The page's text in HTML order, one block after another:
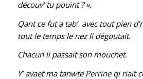
découv’ tu pouint ? ».
Qant ce fut a tab’ avec tout pien
tout le temps le nez li dégoutait.
Chacun li passait son mouchet.
Y’ avaet ma tanwte Perrine qi riait